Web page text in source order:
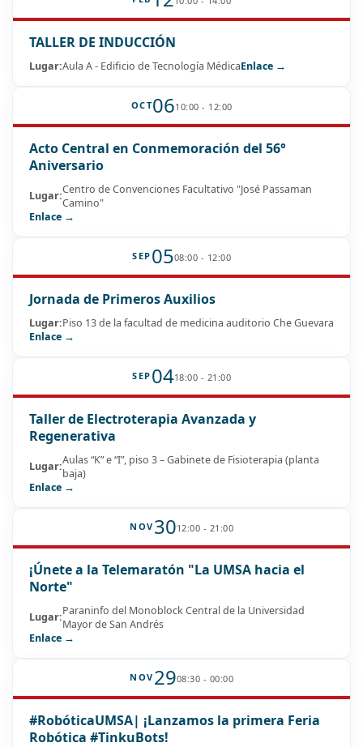
TALLER DE INDUCCIÓN
Lugar:Aula A - Edificio de Tecnología MédicaEnlace →
OCT0610:00 - 12:00
Acto Central en Conmemoración del 56°
Aniversario
Lugar:Centro de Convenciones Facultativo "José Passaman
Camino"
Enlace →
SEP 0508:00 - 12:00
Jornada de Primeros Auxilios
Lugar:Piso 13 de la facultad de medicina auditorio Che Guevara
Enlace →
SEP 0418:00 - 21:00
Taller de Electroterapia Avanzada y
Regenerativa
Lugar:Aulas “K” e “I”, piso 3 – Gabinete de Fisioterapia (planta
baja)
Enlace →
NOV 3012:00 - 21:00
¡Únete a la Telemaratón "La UMSA hacia el
Norte"
Lugar:Paraninfo del Monoblock Central de la Universidad
Mayor de San Andrés
Enlace →
NOV 2908:30 - 00:00
#RobóticaUMSA| ¡Lanzamos la primera Feria
Robótica #TinkuBots!